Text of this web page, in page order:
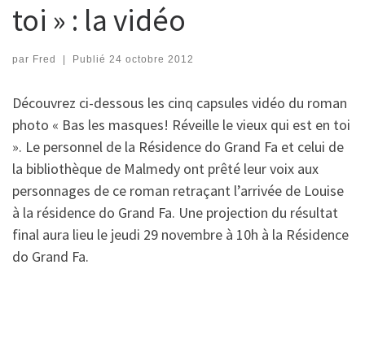
toi » : la vidéo
par Fred | Publié 24 octobre 2012
Découvrez ci-dessous les cinq capsules vidéo du roman
photo « Bas les masques! Réveille le vieux qui est en toi
». Le personnel de la Résidence do Grand Fa et celui de
la bibliothèque de Malmedy ont prêté leur voix aux
personnages de ce roman retraçant l’arrivée de Louise
à la résidence do Grand Fa. Une projection du résultat
final aura lieu le jeudi 29 novembre à 10h à la Résidence
do Grand Fa.